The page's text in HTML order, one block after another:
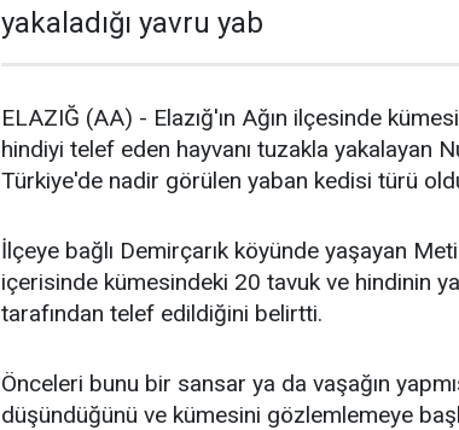
yakaladığı yavru yab
ELAZIĞ (AA) - Elazığ'ın Ağın ilçesinde
hindiyi telef eden hayvanı tuzakla yakalayan
Türkiye'de nadir görülen yaban kedisi türü
İlçeye bağlı Demirçarık köyünde yaşayan
içerisinde kümesindeki 20 tavuk ve hindinin
tarafından telef edildiğini belirtti.
Önceleri bunu bir sansar ya da vaşağın
düşündüğünü ve kümesini gözlemlemeye